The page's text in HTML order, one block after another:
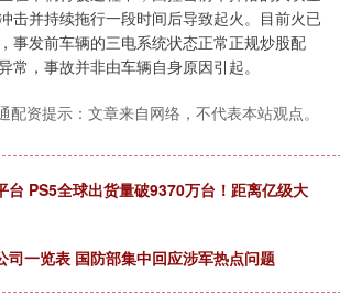
击并持续拖行一段时间后导致起火。目前火已
事发前车辆的三电系统状态正常正规炒股配
常，事故并非由车辆自身原因引起。
配资提示：文章来自网络，不代表本站观点。
台 PS5全球出货量破9370万台！距离亿级大
司一览表 国防部集中回应涉军热点问题